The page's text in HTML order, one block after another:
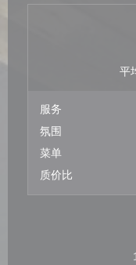
平
服务
氛围
菜单
质价比